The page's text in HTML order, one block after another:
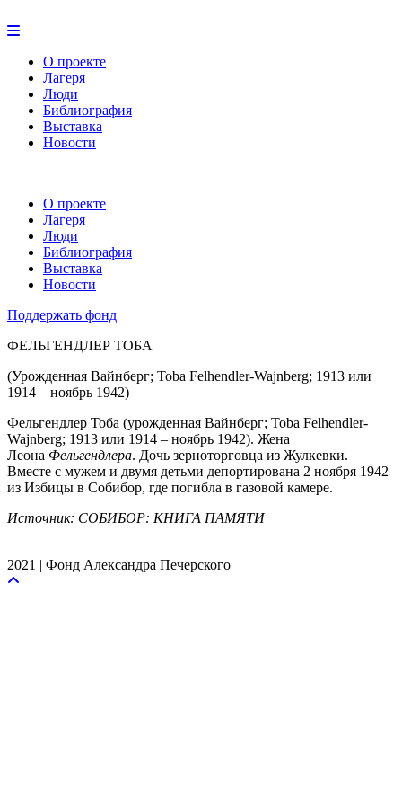
О проекте
Лагеря
Люди
Библиография
Выставка
Новости
О проекте
Лагеря
Люди
Библиография
Выставка
Новости
Поддержать фонд
ФЕЛЬГЕНДЛЕР ТОБА
(Урожденная Вайнберг; Toba Felhendler-Wajnberg; 1913 или
1914 – ноябрь 1942)
Фельгендлер Тоба (урожденная Вайнберг; Toba Felhendler-
Wajnberg; 1913 или 1914 – ноябрь 1942). Жена
Леона Фельгендлера. Дочь зерноторговца из Жулкевки.
Вместе с мужем и двумя детьми депортирована 2 ноября 1942
из Избицы в Собибор, где погибла в газовой камере.
Источник: СОБИБОР: КНИГА ПАМЯТИ
2021 | Фонд Александра Печерского